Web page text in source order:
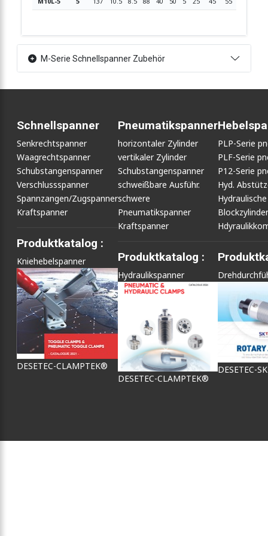
M-Serie Schnellspanner Zubehör
Schnellspanner
Senkrechtspanner
Waagrechtspanner
Schubstangenspanner
Verschlussspanner
Spannzangen/Zugspanner
Kraftspanner
Produktkatalog :
Kniehebelspanner
DESETEC-CLAMPTEK®
Pneumatikspanner
horizontaler Zylinder
vertikaler Zylinder
Schubstangenspanner
schweißbare Ausführ.
schwere
Pneumatikspanner
Kraftspanner
Produktkatalog :
Hydraulikspanner
DESETEC-CLAMPTEK®
PLP-Serie
PLF-Serie
P12-Serie
Hyd.
Hydraulische
Blockzylinder
DESETEC-